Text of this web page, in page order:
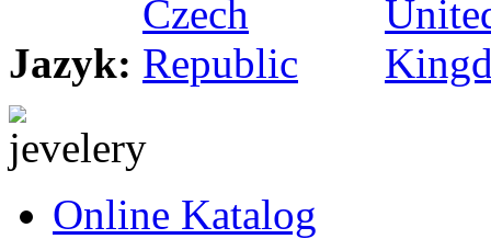
Jazyk:
Online Katalog